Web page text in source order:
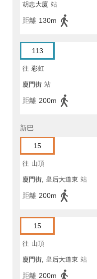
胡忠大廈 站
距離 130m
113
往 彩虹
廈門街 站
距離 200m
新巴
15
往 山頂
廈門街, 皇后大道東 站
距離 200m
15
往 山頂
廈門街, 皇后大道東 站
距離 200m